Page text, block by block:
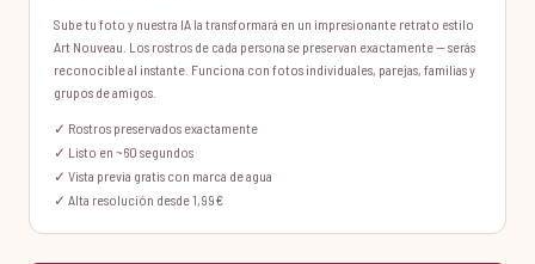
Sube tu foto y nuestra IA la transformará en un impresionante retrato estilo
Art Nouveau. Los rostros de cada persona se preservan exactamente — serás
reconocible al instante. Funciona con fotos individuales, parejas, familias y
grupos de amigos.
✓ Rostros preservados exactamente
✓ Listo en ~60 segundos
✓ Vista previa gratis con marca de agua
✓ Alta resolución desde 1,99€